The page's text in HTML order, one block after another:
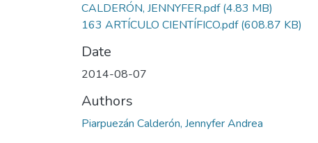
CALDERÓN, JENNYFER.pdf(4.83 MB)
163 ARTÍCULO CIENTÍFICO.pdf(608.87 KB)
Date
2014-08-07
Authors
Piarpuezán Calderón, Jennyfer Andrea